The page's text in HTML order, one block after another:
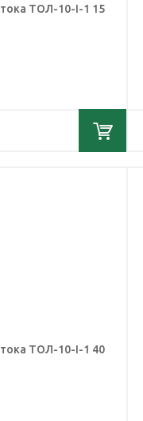
ТОЛ-10-I-1 15
ТОЛ-10-I-1 40